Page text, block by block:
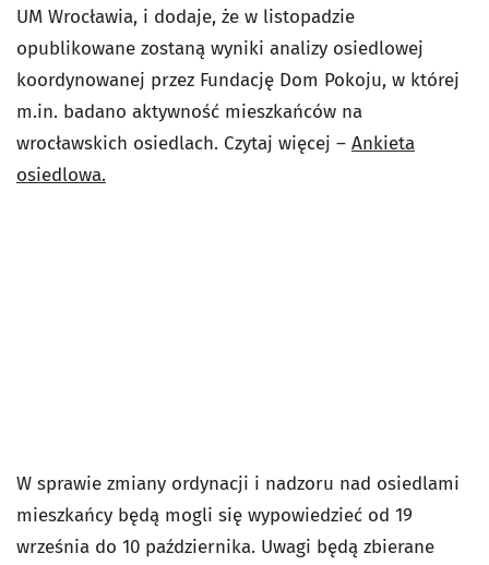
UM Wrocławia, i dodaje, że w listopadzie
opublikowane zostaną wyniki analizy osiedlowej
koordynowanej przez Fundację Dom Pokoju, w której
m.in. badano aktywność mieszkańców na
wrocławskich osiedlach. Czytaj więcej – Ankieta
osiedlowa.
W sprawie zmiany ordynacji i nadzoru nad osiedlami
mieszkańcy będą mogli się wypowiedzieć od 19
września do 10 października. Uwagi będą zbierane